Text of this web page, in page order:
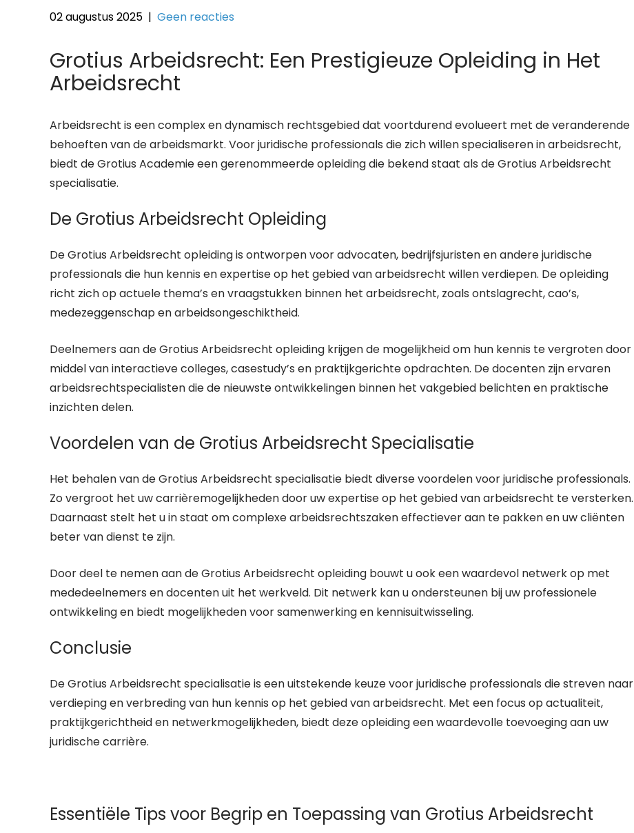
02 augustus 2025 | Geen reacties
Grotius Arbeidsrecht: Een Prestigieuze Opleiding in Het
Arbeidsrecht
Arbeidsrecht is een complex en dynamisch rechtsgebied dat voortdurend evolueert met de veranderende
behoeften van de arbeidsmarkt. Voor juridische professionals die zich willen specialiseren in arbeidsrecht,
biedt de Grotius Academie een gerenommeerde opleiding die bekend staat als de Grotius Arbeidsrecht
specialisatie.
De Grotius Arbeidsrecht Opleiding
De Grotius Arbeidsrecht opleiding is ontworpen voor advocaten, bedrijfsjuristen en andere juridische
professionals die hun kennis en expertise op het gebied van arbeidsrecht willen verdiepen. De opleiding
richt zich op actuele thema’s en vraagstukken binnen het arbeidsrecht, zoals ontslagrecht, cao’s,
medezeggenschap en arbeidsongeschiktheid.
Deelnemers aan de Grotius Arbeidsrecht opleiding krijgen de mogelijkheid om hun kennis te vergroten door
middel van interactieve colleges, casestudy’s en praktijkgerichte opdrachten. De docenten zijn ervaren
arbeidsrechtspecialisten die de nieuwste ontwikkelingen binnen het vakgebied belichten en praktische
inzichten delen.
Voordelen van de Grotius Arbeidsrecht Specialisatie
Het behalen van de Grotius Arbeidsrecht specialisatie biedt diverse voordelen voor juridische professionals.
Zo vergroot het uw carrièremogelijkheden door uw expertise op het gebied van arbeidsrecht te versterken.
Daarnaast stelt het u in staat om complexe arbeidsrechtszaken effectiever aan te pakken en uw cliënten
beter van dienst te zijn.
Door deel te nemen aan de Grotius Arbeidsrecht opleiding bouwt u ook een waardevol netwerk op met
mededeelnemers en docenten uit het werkveld. Dit netwerk kan u ondersteunen bij uw professionele
ontwikkeling en biedt mogelijkheden voor samenwerking en kennisuitwisseling.
Conclusie
De Grotius Arbeidsrecht specialisatie is een uitstekende keuze voor juridische professionals die streven naar
verdieping en verbreding van hun kennis op het gebied van arbeidsrecht. Met een focus op actualiteit,
praktijkgerichtheid en netwerkmogelijkheden, biedt deze opleiding een waardevolle toevoeging aan uw
juridische carrière.
Essentiële Tips voor Begrip en Toepassing van Grotius Arbeidsrecht